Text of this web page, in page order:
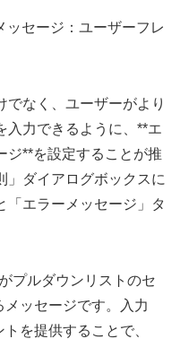
ッセージ：ユーザーフレ
でなく、ユーザーがより
入力できるように、**エ
ジ**を設定することが推
」ダイアログボックスに
「エラーメッセージ」タ
プルダウンリストのセ
ッセージです。入力
を提供することで、